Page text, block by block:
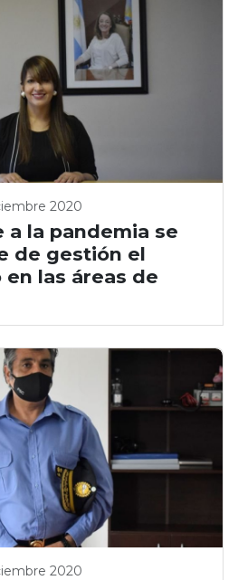
2020
a la pandemia se
de gestión el
las áreas de
2020